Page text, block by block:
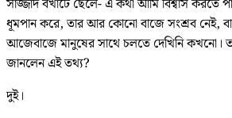
সাজ্জাদ বখাটে ছেলে- এ কথা আমি বিশ্বাস করতে
ধূমপান করে, তার আর কোনো বাজে সংশ্রব নেই,
আজেবাজে মানুষের সাথে চলতে দেখিনি কখনো।
জানলেন এই তথ্য?
দুই।